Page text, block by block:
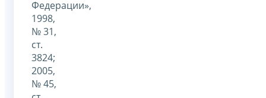
Федерации»,
1998,
№ 31,
ст.
3824;
2005,
№ 45,